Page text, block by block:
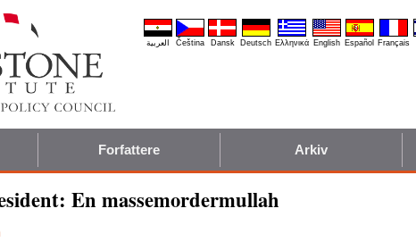
العربية Čeština Dansk Deutsch Ελληνικά English Español Français
Forfattere Arkiv
En massemordermullah